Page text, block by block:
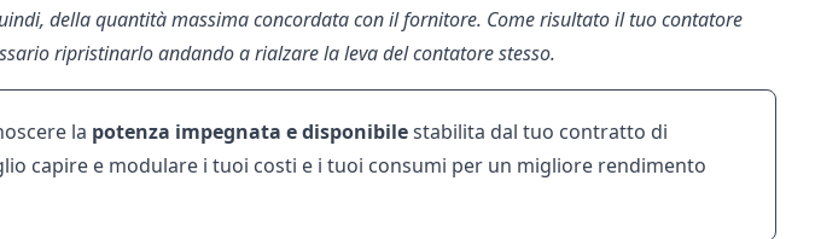
della quantità massima concordata con il fornitore. Come risultato il tuo contatore
ripristinarlo andando a rialzare la leva del contatore stesso.
la potenza impegnata e disponibilestabilita dal tuo contratto di
capire e modulare i tuoi costi e i tuoi consumi per un migliore rendimento